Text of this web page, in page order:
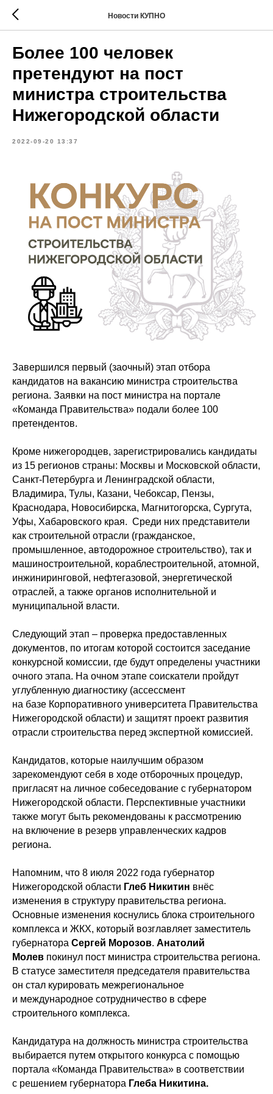
Новости КУПНО
Более 100 человек
претендуют на пост
министра строительства
Нижегородской области
2022-09-20 13:37
Завершился первый (заочный) этап отбора
кандидатов на вакансию министра строительства
региона. Заявки на пост министра на портале
«Команда Правительства» подали более 100
претендентов.
Кроме нижегородцев, зарегистрировались кандидаты
из 15 регионов страны: Москвы и Московской области,
Санкт-Петербурга и Ленинградской области,
Владимира, Тулы, Казани, Чебоксар, Пензы,
Краснодара, Новосибирска, Магнитогорска, Сургута,
Уфы, Хабаровского края. Среди них представители
как строительной отрасли (гражданское,
промышленное, автодорожное строительство), так и
машиностроительной, кораблестроительной, атомной,
инжиниринговой, нефтегазовой, энергетической
отраслей, а также органов исполнительной и
муниципальной власти.
Следующий этап – проверка предоставленных
документов, по итогам которой состоится заседание
конкурсной комиссии, где будут определены участники
очного этапа. На очном этапе соискатели пройдут
углубленную диагностику (ассессмент
на базе Корпоративного университета Правительства
Нижегородской области) и защитят проект развития
отрасли строительства перед экспертной комиссией.
Кандидатов, которые наилучшим образом
зарекомендуют себя в ходе отборочных процедур,
пригласят на личное собеседование с губернатором
Нижегородской области. Перспективные участники
также могут быть рекомендованы к рассмотрению
на включение в резерв управленческих кадров
региона.
Напомним, что 8 июля 2022 года губернатор
Нижегородской области Глеб Никитин внёс
изменения в структуру правительства региона.
Основные изменения коснулись блока строительного
комплекса и ЖКХ, который возглавляет заместитель
губернатора Сергей Морозов. Анатолий
Молев покинул пост министра строительства региона.
В статусе заместителя председателя правительства
он стал курировать межрегиональное
и международное сотрудничество в сфере
строительного комплекса.
Кандидатура на должность министра строительства
выбирается путем открытого конкурса с помощью
портала «Команда Правительства» в соответствии
с решением губернатора Глеба Никитина.